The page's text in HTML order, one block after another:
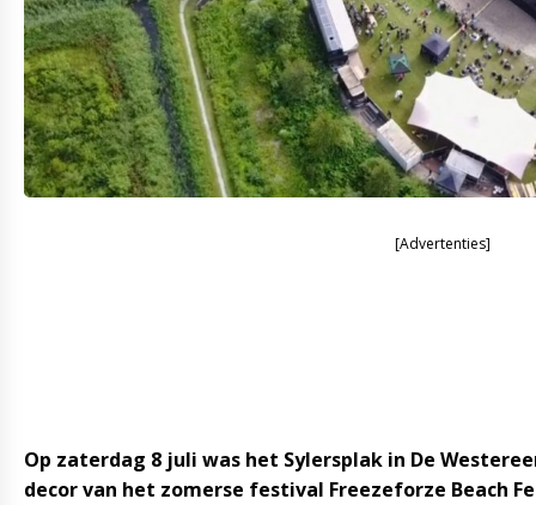
[Advertenties]
Op zaterdag 8 juli was het Sylersplak in De
decor van het zomerse festival Freezeforze Beach